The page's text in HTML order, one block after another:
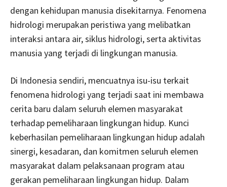
dengan kehidupan manusia disekitarnya. Fenomena
hidrologi merupakan peristiwa yang melibatkan
interaksi antara air, siklus hidrologi, serta aktivitas
manusia yang terjadi di lingkungan manusia.
Di Indonesia sendiri, mencuatnya isu-isu terkait
fenomena hidrologi yang terjadi saat ini membawa
cerita baru dalam seluruh elemen masyarakat
terhadap pemeliharaan lingkungan hidup. Kunci
keberhasilan pemeliharaan lingkungan hidup adalah
sinergi, kesadaran, dan komitmen seluruh elemen
masyarakat dalam pelaksanaan program atau
gerakan pemeliharaan lingkungan hidup. Dalam